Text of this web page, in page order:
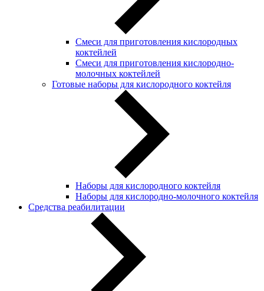
Смеси для приготовления кислородных
коктейлей
Смеси для приготовления кислородно-
молочных коктейлей
Готовые наборы для кислородного коктейля
Наборы для кислородного коктейля
Наборы для кислородно-молочного коктейля
Средства реабилитации